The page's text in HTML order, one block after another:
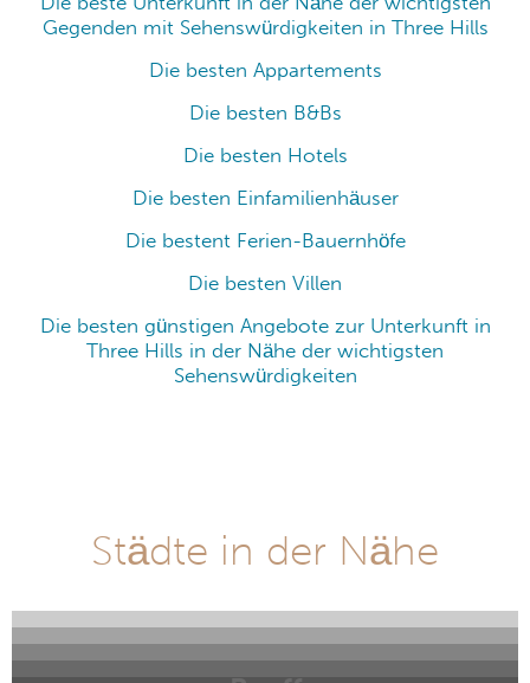
Gegenden mit Sehenswürdigkeiten in Three Hills
Die besten Appartements
Die besten B&Bs
Die besten Hotels
Die besten Einfamilienhäuser
Die bestent Ferien-Bauernhöfe
Die besten Villen
Die besten günstigen Angebote zur Unterkunft in
Three Hills in der Nähe der wichtigsten
Sehenswürdigkeiten
Städte in der Nähe